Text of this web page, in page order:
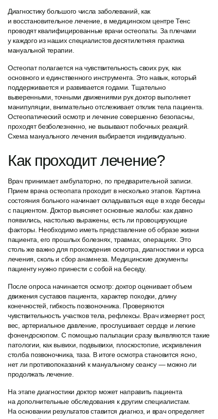
Диагностику большого числа заболеваний, как
и восстановительное лечение, в медицинском центре Тенс
проводят квалифицированные врачи остеопаты. За плечами
у каждого из наших специалистов десятилетняя практика
мануальной терапии.
Остеопат полагается на чувствительность своих рук, как
основного и единственного инструмента. Это навык, который
поддерживается и развивается годами. Тщательно
выверенными, точными движениями рук доктор выполняет
манипуляции, внимательно отслеживает отклик тела пациента.
Остеопатический осмотр и лечение совершенно безопасны,
проходят безболезненно, не вызывают побочных реакций.
Схема мануального лечения выбирается индивидуально.
Как проходит лечение?
Врач принимает амбулаторно, по предварительной записи.
Прием врача остеопата проходит в несколько этапов. Картина
состояния больного начинает складываться еще в ходе беседы
с пациентом. Доктор выясняет основные жалобы: как давно
появились, настолько выражены, есть ли провоцирующие
факторы. Необходимо иметь представление об образе жизни
пациента, его прошлых болезнях, травмах, операциях. Это
столь же важно для прохождения осмотра, диагностики и курса
лечения, сколь и сбор анамнеза. Медицинские документы
пациенту нужно принести с собой на беседу.
После опроса начинается осмотр: доктор оценивает объем
движения суставов пациента, характер походки, длину
конечностей, гибкость позвоночника. Проверяются
чувствительность участков тела, рефлексы. Врач измеряет рост,
вес, артериальное давление, прослушивает сердце и легкие
фонендоскопом. С помощью пальпации сразу выявляются такие
патологии, как вывихи, подвывихи, плоскостопие, искривления
столба позвоночника, таза. В итоге осмотра становится ясно,
нет ли противопоказаний к мануальному сеансу — можно ли
продолжать лечение.
На этапе диагностики доктор может направить пациента
на дополнительные обследования к другим специалистам.
На основании результатов ставится диагноз, и врач определяет